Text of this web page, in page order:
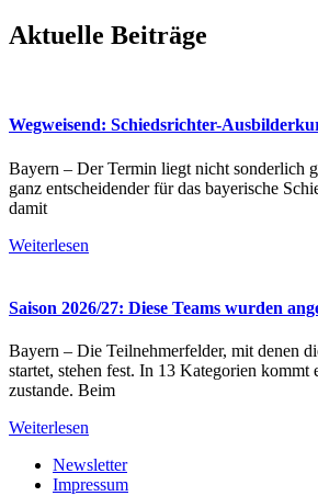
Aktuelle Beiträge
Wegweisend: Schiedsrichter-
Bayern – Der Termin liegt nicht sonderlich
ganz entscheidender für das bayerische
damit
Weiterlesen
Saison 2026/27: Diese Teams wurden
Bayern – Die Teilnehmerfelder, mit denen
startet, stehen fest. In 13 Kategorien kommt
zustande. Beim
Weiterlesen
Newsletter
Impressum